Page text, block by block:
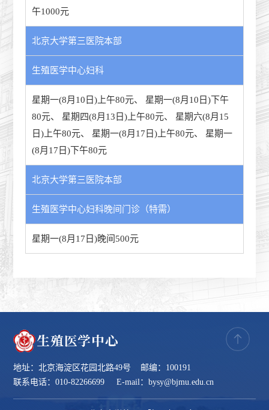
午1000元
北京大学第三医院本部
生殖医学中心妇科
星期一(8月10日)上午80元、
星期一(8月10日)下午
80元、 星期四(8月13日)上午80元、
星期六(8月15
日)上午80元、 星期一(8月17日)上午80元、
星期一
(8月17日)下午80元
北京大学第三医院本部
生殖医学中心妇科晚间门诊（特需）
星期一(8月17日)晚间500元
地址：北京海淀区花园北路49号 邮编：100191
联系电话：010-82266699 E-mail：bysy@bjmu.edu.cn